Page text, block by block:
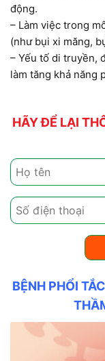
động.
– Làm việc trong
(như bụi xi măng,
– Yếu tố di truyền,
làm tăng khả năng
HÃY ĐỂ LẠI
BỆNH PHỔI